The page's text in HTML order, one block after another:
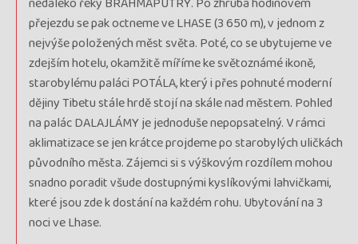
přejezdu se pak octneme ve LHASE (3 650 m), v jednom z
nejvýše položených měst světa. Poté, co se ubytujeme ve
zdejším hotelu, okamžitě míříme ke světoznámé ikoně,
starobylému paláci POTÁLA, který i přes pohnuté moderní
dějiny Tibetu stále hrdě stojí na skále nad městem. Pohled
na palác DALAJLÁMY je jednoduše nepopsatelný. V rámci
aklimatizace se jen krátce projdeme po starobylých uličkách
původního města. Zájemci si s výškovým rozdílem mohou
snadno poradit všude dostupnými kyslíkovými lahvičkami,
které jsou zde k dostání na každém rohu. Ubytování na 3
noci ve Lhase.